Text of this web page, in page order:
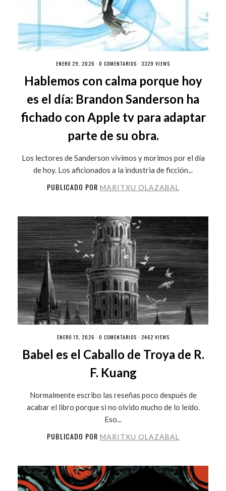
ENERO 29, 2026 · 0 COMENTARIOS · 3329 VIEWS
Hablemos con calma porque hoy
es el día: Brandon Sanderson ha
fichado con Apple tv para adaptar
parte de su obra.
Los lectores de Sanderson vivimos y morimos por el día
de hoy. Los aficionados a la industria de ficción...
PUBLICADO POR MARITXU OLAZABAL
ENERO 15, 2026 · 0 COMENTARIOS · 2462 VIEWS
Babel es el Caballo de Troya de R.
F. Kuang
Normalmente escribo las reseñas poco después de
acabar el libro porque si no olvido mucho de lo leído.
Eso...
PUBLICADO POR MARITXU OLAZABAL